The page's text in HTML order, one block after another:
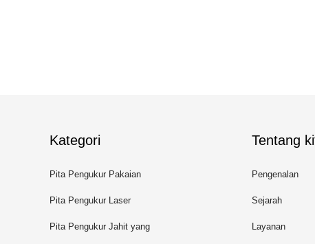
Kategori
Pita Pengukur Pakaian
Pita Pengukur Laser
Pita Pengukur Jahit yang
Tentang
Pengenalan
Sejarah
Layanan